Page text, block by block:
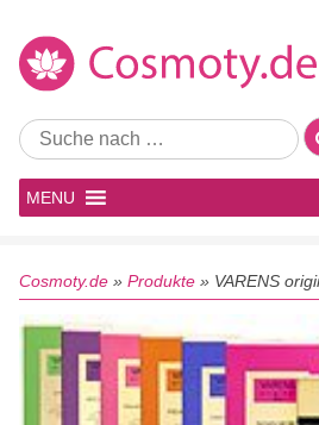
MENU
Cosmoty.de » Produkte » VARENS